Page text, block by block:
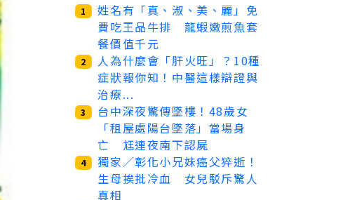
1
姓名有「真、淑、美、麗」免
費吃王品牛排 龍蝦嫩煎魚套
餐價值千元
2
人為什麼會「肝火旺」？10種
症狀報你知！中醫這樣辯證與
治療...
3
台中深夜驚傳墜樓！48歲女
「租屋處陽台墜落」當場身
亡 尪連夜南下認屍
4
獨家／彰化小兄妹癌父猝逝！
生母挨批冷血 女兒駁斥驚人
真相